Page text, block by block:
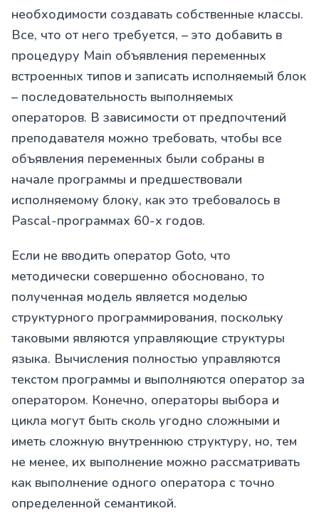
необходимости создавать собственные классы.
Все, что от него требуется, – это добавить в
процедуру Main объявления переменных
встроенных типов и записать исполняемый блок
– последовательность выполняемых
операторов. В зависимости от предпочтений
преподавателя можно требовать, чтобы все
объявления переменных были собраны в
начале программы и предшествовали
исполняемому блоку, как это требовалось в
Pascal-программах 60-х годов.
Если не вводить оператор Goto, что
методически совершенно обосновано, то
полученная модель является моделью
структурного программирования, поскольку
таковыми являются управляющие структуры
языка. Вычисления полностью управляются
текстом программы и выполняются оператор за
оператором. Конечно, операторы выбора и
цикла могут быть сколь угодно сложными и
иметь сложную внутреннюю структуру, но, тем
не менее, их выполнение можно рассматривать
как выполнение одного оператора с точно
определенной семантикой.